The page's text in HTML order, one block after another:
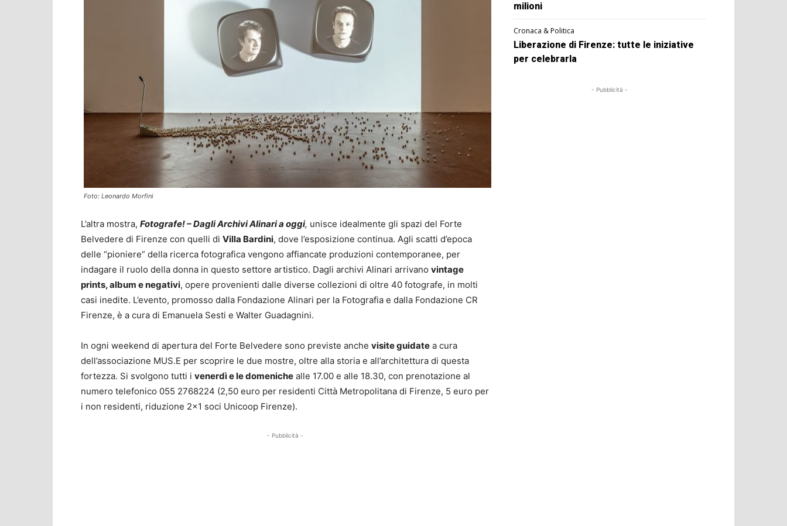
Foto: Leonardo Morfini
L’altra mostra, Fotografe! – Dagli Archivi Alinari a oggi, unisce idealmente gli spazi del Forte
Belvedere di Firenze con quelli di Villa Bardini, dove l’esposizione continua. Agli scatti d’epoca
delle “pioniere” della ricerca fotografica vengono affiancate produzioni contemporanee, per
indagare il ruolo della donna in questo settore artistico. Dagli archivi Alinari arrivano vintage
prints, album e negativi, opere provenienti dalle diverse collezioni di oltre 40 fotografe, in molti
casi inedite. L’evento, promosso dalla Fondazione Alinari per la Fotografia e dalla Fondazione CR
Firenze, è a cura di Emanuela Sesti e Walter Guadagnini.
In ogni weekend di apertura del Forte Belvedere sono previste anche visite guidate a cura
dell’associazione MUS.E per scoprire le due mostre, oltre alla storia e all’architettura di questa
fortezza. Si svolgono tutti i venerdì e le domeniche alle 17.00 e alle 18.30, con prenotazione al
numero telefonico 055 2768224 (2,50 euro per residenti Città Metropolitana di Firenze, 5 euro per
i non residenti, riduzione 2×1 soci Unicoop Firenze).
- Pubblicità -
milioni
Cronaca & Politica
Liberazione di Firenze: tutte le iniziative
per celebrarla
- Pubblicità -